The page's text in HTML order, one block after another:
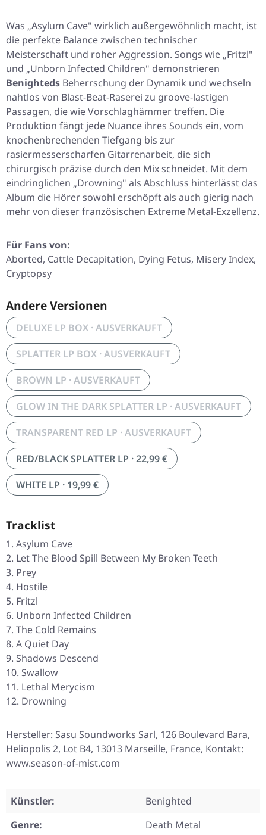
Was „Asylum Cave" wirklich außergewöhnlich macht, ist
die perfekte Balance zwischen technischer
Meisterschaft und roher Aggression. Songs wie „Fritzl"
und „Unborn Infected Children" demonstrieren
Benighteds Beherrschung der Dynamik und wechseln
nahtlos von Blast-Beat-Raserei zu groove-lastigen
Passagen, die wie Vorschlaghämmer treffen. Die
Produktion fängt jede Nuance ihres Sounds ein, vom
knochenbrechenden Tiefgang bis zur
rasiermesserscharfen Gitarrenarbeit, die sich
chirurgisch präzise durch den Mix schneidet. Mit dem
eindringlichen „Drowning" als Abschluss hinterlässt das
Album die Hörer sowohl erschöpft als auch gierig nach
mehr von dieser französischen Extreme Metal-Exzellenz.
Für Fans von:
Aborted, Cattle Decapitation, Dying Fetus, Misery Index,
Cryptopsy
Andere Versionen
DELUXE LP BOX · AUSVERKAUFT
SPLATTER LP BOX · AUSVERKAUFT
BROWN LP · AUSVERKAUFT
GLOW IN THE DARK SPLATTER LP · AUSVERKAUFT
TRANSPARENT RED LP · AUSVERKAUFT
RED/BLACK SPLATTER LP · 22,99 €
WHITE LP · 19,99 €
Tracklist
Asylum Cave
Let The Blood Spill Between My Broken Teeth
Prey
Hostile
Fritzl
Unborn Infected Children
The Cold Remains
A Quiet Day
Shadows Descend
Swallow
Lethal Merycism
Drowning
Hersteller: Sasu Soundworks Sarl, 126 Boulevard Bara,
Heliopolis 2, Lot B4, 13013 Marseille, France, Kontakt:
www.season-of-mist.com
Künstler:
Benighted
Genre:
Death Metal